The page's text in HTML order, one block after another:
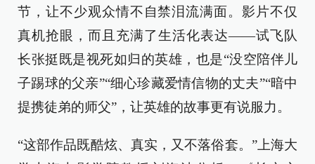
节，让不少观众情不自禁泪流满面。影片不仅
真机抢眼，而且充满了生活化表达——试飞队
长张挺既是视死如归的英雄，也是“没空陪伴儿
子踢球的父亲”“细心珍藏爱情信物的丈夫”“暗中
提携徒弟的师父”，让英雄的故事更有说服力。
“这部作品既酷炫、真实，又不落俗套。”上海大